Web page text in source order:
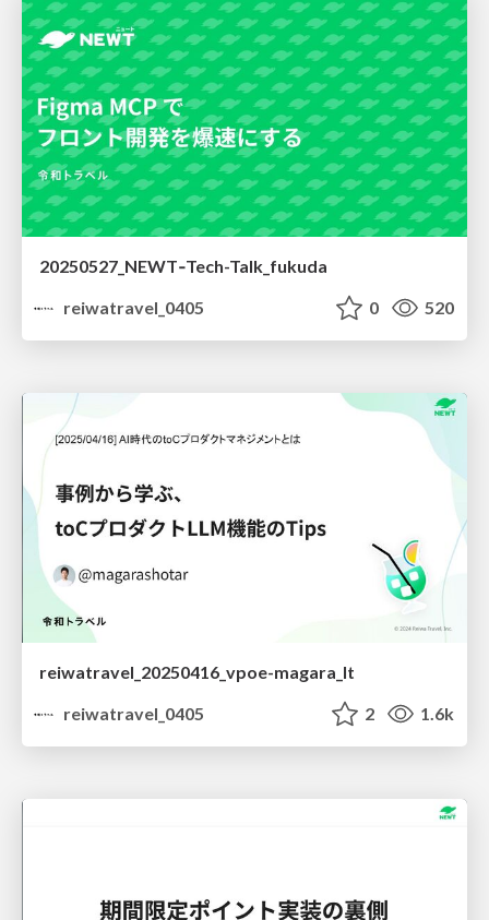
20250527_NEWT‐Tech-Talk_fukuda
reiwatravel_0405
0 520
reiwatravel_20250416_vpoe-magara_lt
reiwatravel_0405
2 1.6k